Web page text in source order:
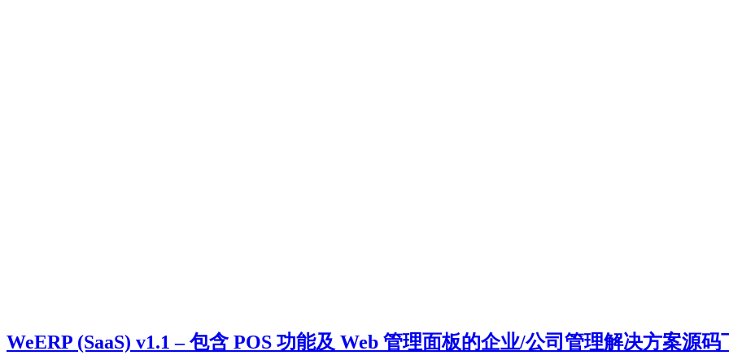
WeERP (SaaS) v1.1 – 包含 POS 功能及 Web 管理面板的企业/公司管理解决方案源码